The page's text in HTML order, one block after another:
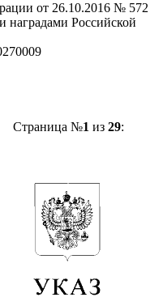
от 26.10.2016 № 572
наградами Российской
Страница №1 из 29: